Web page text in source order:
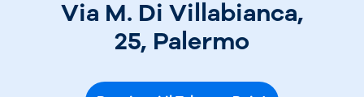
Via M. Di Villabianca,
25, Palermo